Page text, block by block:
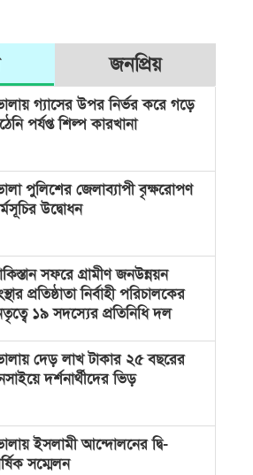
জনপ্রিয়
গ্যাসের উপর নির্ভর করে গড়ে
পর্যপ্ত শিল্প কারখানা
পুলিশের জেলাব্যাপী বৃক্ষরোপণ
উদ্বোধন
সফরে গ্রামীণ জনউন্নয়ন
প্রতিষ্ঠাতা নির্বাহী পরিচালকের
১৯ সদস্যের প্রতিনিধি দল
দেড় লাখ টাকার ২৫ বছরের
দর্শনার্থীদের ভিড়
ইসলামী আন্দোলনের দ্বি-
সম্মেলন